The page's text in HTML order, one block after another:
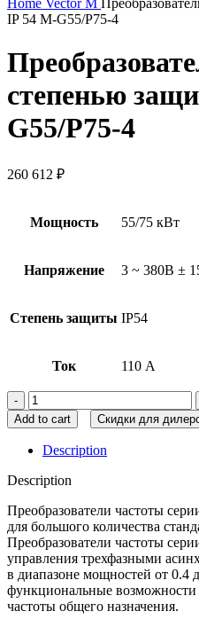
Home Vector M
IP 54 M-G55/P75-4
степенью
G55/P75-4
260 612 ₽
Мощность 55/75 кВт
Напряжение 3 ~ 380В ±
Степень защиты IP54
Ток 110 А
Add to cart Скидки для
Description
Description
Преобразователи частоты
для большого количества
Преобразователи частоты
управления трехфазными
в диапазоне мощностей от 0.4
функциональные возможности
частоты общего назначения.